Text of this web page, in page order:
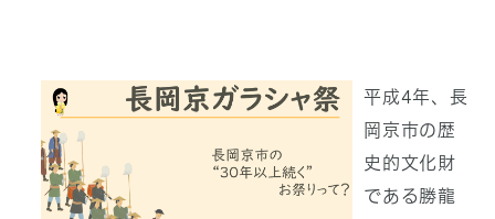
平成4年、長
岡京市の歴
史的文化財
である勝龍